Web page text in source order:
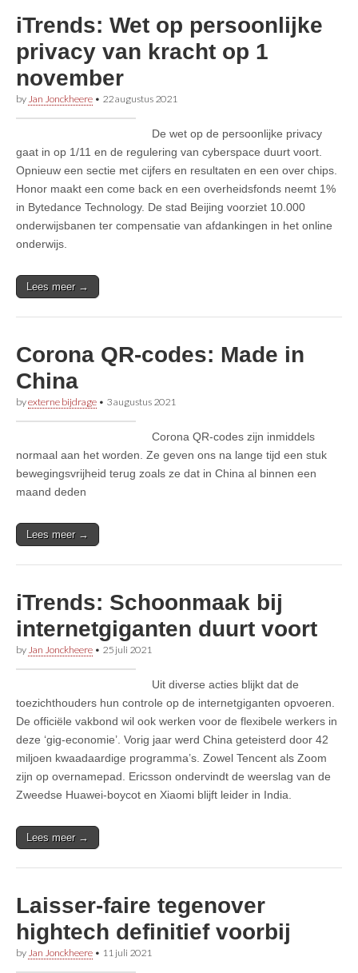
iTrends: Wet op persoonlijke
privacy van kracht op 1
november
by Jan Jonckheere • 22 augustus 2021
De wet op de persoonlijke privacy
gaat in op 1/11 en de regulering van cyberspace duurt voort.
Opnieuw een sectie met cijfers en resultaten en een over chips.
Honor maakt een come back en een overheidsfonds neemt 1%
in Bytedance Technology. De stad Beijing voorziet 10.000
onderwijsbanen ter compensatie van afdankingen in het online
onderwijs.
Lees meer →
Corona QR-codes: Made in
China
byexterne bijdrage • 3 augustus 2021
Corona QR-codes zijn inmiddels
normaal aan het worden. Ze geven ons na lange tijd een stuk
bewegingsvrijheid terug zoals ze dat in China al binnen een
maand deden
Lees meer →
iTrends: Schoonmaak bij
internetgiganten duurt voort
by Jan Jonckheere • 25 juli 2021
Uit diverse acties blijkt dat de
toezichthouders hun controle op de internetgiganten opvoeren.
De officiële vakbond wil ook werken voor de flexibele werkers in
deze ‘gig-economie’. Vorig jaar werd China geteisterd door 42
miljoen kwaadaardige programma’s. Zowel Tencent als Zoom
zijn op overnamepad. Ericsson ondervindt de weerslag van de
Zweedse Huawei-boycot en Xiaomi blijft leider in India.
Lees meer →
Laisser-faire tegenover
hightech definitief voorbij
by Jan Jonckheere • 11 juli 2021